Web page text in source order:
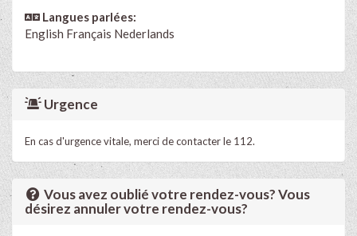
Langues parlées:
English Français Nederlands
Urgence
En cas d'urgence vitale, merci de contacter le 112.
Vous avez oublié votre rendez-vous? Vous
désirez annuler votre rendez-vous?